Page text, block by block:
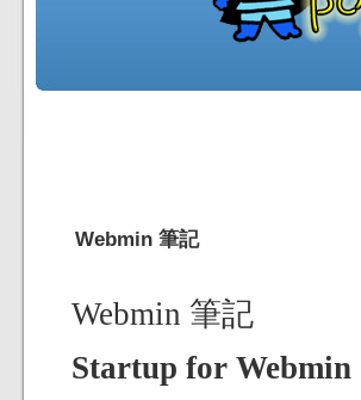
Webmin 筆記
Webmin 筆記
Startup for Webmin